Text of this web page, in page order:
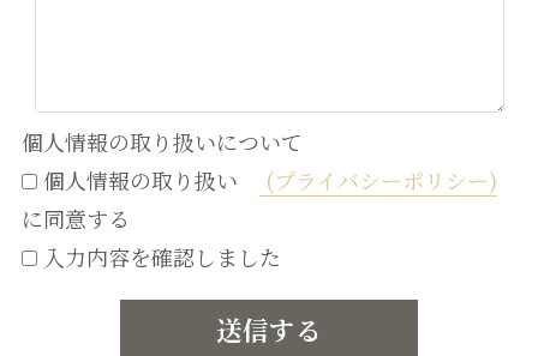
個人情報の取り扱いについて
個人情報の取り扱い
(プライバシーポリシー)
に同意する
入力内容を確認しました